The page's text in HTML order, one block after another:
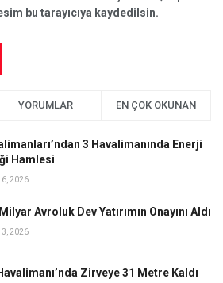
bu tarayıcıya kaydedilsin.
YORUMLAR EN ÇOK OKUNAN
3 Havalimanında Enerji
Hamlesi
6, 2026
Avroluk Dev Yatırımın Onayını Aldı
3, 2026
Zirveye 31 Metre Kaldı